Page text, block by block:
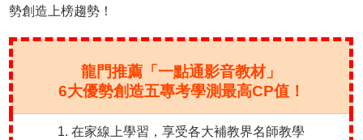
勢創造上榜趨勢！
龍門推薦「一點通影音教材」
6大優勢創造五專考學測最高CP值！
1. 在家線上學習，享受各大補教界名師教學